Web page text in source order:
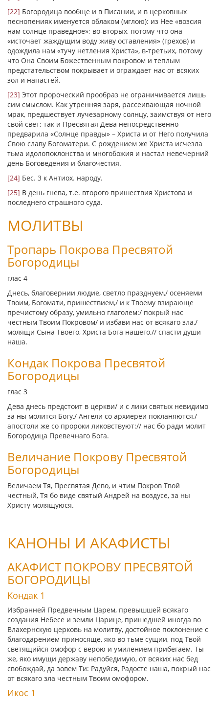
[22] Богородица вообще и в Писании, и в церковных
песнопениях именуется облаком (мглою): из Нее «возсия
нам солнце праведное»; во-вторых, потому что она
«источает жаждущим воду живу оставления» (грехов) и
одождила нам «тучу нетления Христа», в-третьих, потому
что Она Своим Божественным покровом и теплым
предстательством покрывает и ограждает нас от всяких
зол и напастей.
[23] Этот пророческий прообраз не ограничивается лишь
сим смыслом. Как утренняя заря, рассеивающая ночной
мрак, предшествует лучезарному солнцу, заимствуя от него
свой свет; так и Пресвятая Дева непосредственно
предварила «Солнце правды» – Христа и от Него получила
Свою славу Богоматери. С рождением же Христа исчезла
тьма идолопоклонства и многобожия и настал невечерний
день Боговедения и благочестия.
[24] Бес. 3 к Антиох. народу.
[25] В день гнева, т.е. второго пришествия Христова и
последнего страшного суда.
МОЛИТВЫ
Тропарь Покрова Пресвятой
Богородицы
глас 4
Днесь, благовернии людие, светло празднуем,/ осеняеми
Твоим, Богомати, пришествием,/ и к Твоему взирающе
пречистому образу, умильно глаголем:/ покрый нас
честным Твоим Покровом/ и избави нас от всякаго зла,/
молящи Сына Твоего, Христа Бога нашего,// спасти души
наша.
Кондак Покрова Пресвятой
Богородицы
глас 3
Дева днесь предстоит в церкви/ и с лики святых невидимо
за ны молится Богу,/ Ангели со архиереи покланяются,/
апостоли же со пророки ликовствуют:// нас бо ради молит
Богородица Превечнаго Бога.
Величание Покрову Пресвятой
Богородицы
Величаем Тя, Пресвятая Дево, и чтим Покров Твой
честный, Тя бо виде святый Андрей на воздусе, за ны
Христу молящуюся.
КАНОНЫ И АКАФИСТЫ
АКАФИСТ ПОКРОВУ ПРЕСВЯТОЙ
БОГОРОДИЦЫ
Кондак 1
Избранней Предвечным Царем, превышшей всякаго
создания Небесе и земли Царице, пришедшей иногда во
Влахернскую церковь на молитву, достойное поклонение с
благодарением приносяще, яко во тьме сущии, под Твой
светящийся омофор с верою и умилением прибегаем. Ты
же, яко имущи державу непобедимую, от всяких нас бед
свобождай, да зовем Ти: Радуйся, Радосте наша, покрый нас
от всякаго зла честным Твоим омофором.
Икос 1